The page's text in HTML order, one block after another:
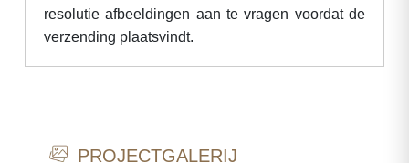
resolutie afbeeldingen aan te vragen voordat de
verzending plaatsvindt.
PROJECTGALERIJ